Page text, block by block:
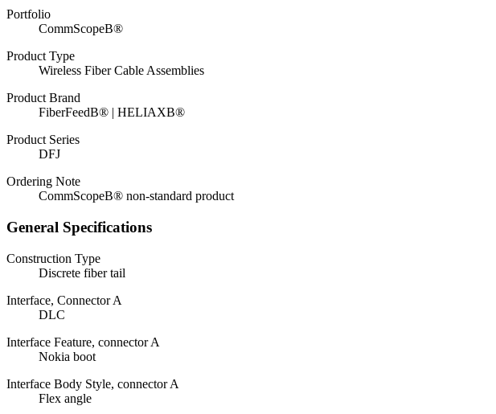
Portfolio
CommScopeВ®
Product Type
Wireless Fiber Cable Assemblies
Product Brand
FiberFeedВ® | HELIAXВ®
Product Series
DFJ
Ordering Note
CommScopeВ® non-standard product
General Specifications
Construction Type
Discrete fiber tail
Interface, Connector A
DLC
Interface Feature, connector A
Nokia boot
Interface Body Style, connector A
Flex angle